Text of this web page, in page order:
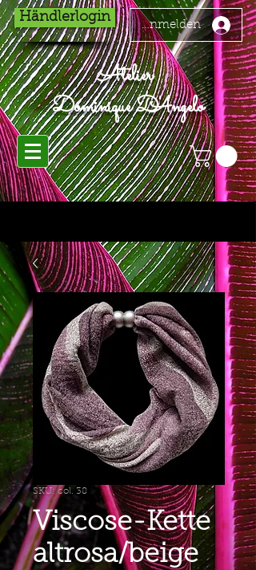
Händlerlogin
Anmelden
Atelier
Dominique D'Angelo
SKU: col. 38
Viscose-Kette
altrosa/beige